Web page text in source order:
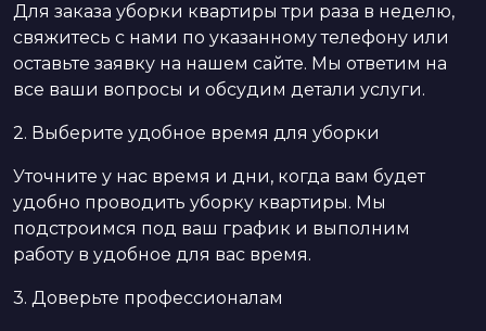
Для заказа уборки квартиры три раза в неделю,
свяжитесь с нами по указанному телефону или
оставьте заявку на нашем сайте. Мы ответим на
все ваши вопросы и обсудим детали услуги.
2. Выберите удобное время для уборки
Уточните у нас время и дни, когда вам будет
удобно проводить уборку квартиры. Мы
подстроимся под ваш график и выполним
работу в удобное для вас время.
3. Доверьте профессионалам